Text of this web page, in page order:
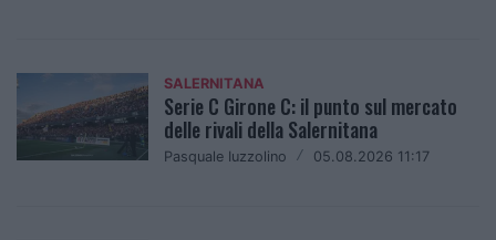
SALERNITANA
Serie C Girone C: il punto sul mercato
delle rivali della Salernitana
Pasquale Iuzzolino / 05.08.2026 11:17